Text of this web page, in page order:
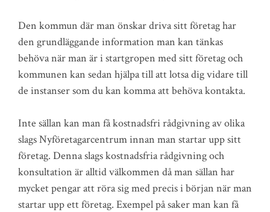
Den kommun där man önskar driva sitt företag har
den grundläggande information man kan tänkas
behöva när man är i startgropen med sitt företag och
kommunen kan sedan hjälpa till att lotsa dig vidare till
de instanser som du kan komma att behöva kontakta.
Inte sällan kan man få kostnadsfri rådgivning av olika
slags Nyföretagarcentrum innan man startar upp sitt
företag. Denna slags kostnadsfria rådgivning och
konsultation är alltid välkommen då man sällan har
mycket pengar att röra sig med precis i början när man
startar upp ett företag. Exempel på saker man kan få